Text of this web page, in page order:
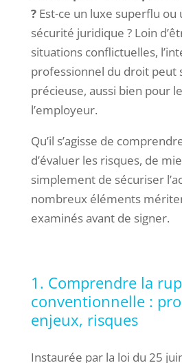
?Est-ce un luxe superflu ou
sécurité juridique ? Loin
situations conflictuelles,
professionnel du droit peut
précieuse, aussi bien pour
l’employeur.
Qu’il s’agisse de
d’évaluer les risques, de
simplement de sécuriser
nombreux éléments
examinés avant de signer.
1. Comprendre la
conventionnelle :
enjeux, risques
Instaurée par la loi du 25